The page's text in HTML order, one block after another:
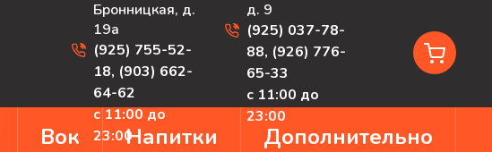
Бронницкая, д.
19а
(925) 755-52-
18, (903) 662-
64-62
с 11:00 до
23:00
д. 9
(925) 037-78-
88, (926) 776-
65-33
с 11:00 до
23:00
Вок Напитки Дополнительно